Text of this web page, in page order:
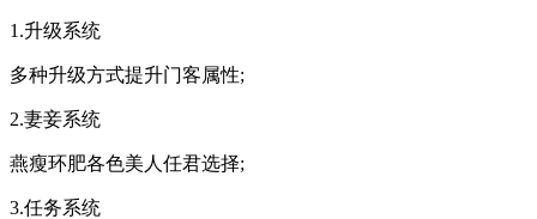
1.升级系统
多种升级方式提升门客属性;
2.妻妾系统
燕瘦环肥各色美人任君选择;
3.任务系统